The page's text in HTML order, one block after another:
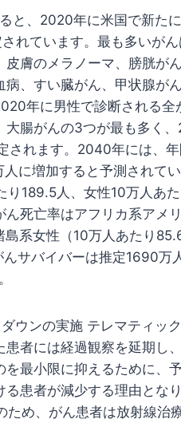
と、2020年に米国で新た
れています。最も多いが
膚のメラノーマ、膀胱が
、すい臓がん、甲状腺が
年に男性で診断される
腸がんの3つが最も多く
されます。2040年には、
に増加すると予測されて
り189.5人、女性10万人あ
死亡率はアフリカ系アメ
系女性（10万人あたり
サバイバーは推定1690万
ウンの実施 テレマティッ
者には経過観察を延期し
最小限に抑えるために、
患者が減少する理由とな
め、がん患者は放射線治